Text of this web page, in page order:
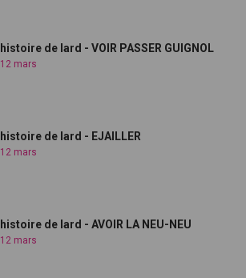
histoire de lard - VOIR PASSER GUIGNOL
12 mars
histoire de lard - EJAILLER
12 mars
histoire de lard - AVOIR LA NEU-NEU
12 mars